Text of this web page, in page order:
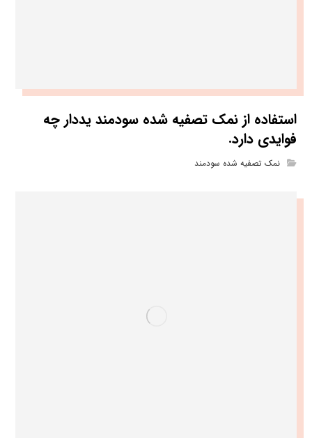
استفاده از نمک تصفیه شده سودمند یددار چه
فوایدی دارد.
نمک تصفیه شده سودمند